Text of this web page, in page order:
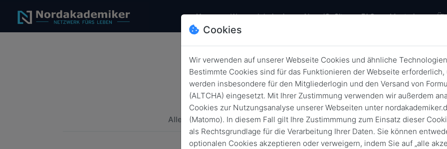
Home(current)Warum dabei sein AlumniOnSite FAQ Mentoring
News
Zurück Archivierte News
Alle AlumniOnSite news News Newsletter
Cookies
Wir verwenden auf unserer Webseite Cookies und ähnliche
Bestimmte Cookies sind für das Funktionieren der Webseite erforderlich,
werden insbesondere für den Mitgliederlogin und den Versand von
(ALTCHA) eingesetzt. Mit Ihrer Zustimmung verwenden wir außerdem
Cookies zur Nutzungsanalyse unserer Webseiten unter
(Matomo). In diesem Fall gilt Ihre Zustimmmung zum Einsatz dieser
als Rechtsgrundlage für die Verarbeitung Ihrer Daten. Sie können
optionalen Cookies akzeptieren oder verweigern, indem Sie auf „alle